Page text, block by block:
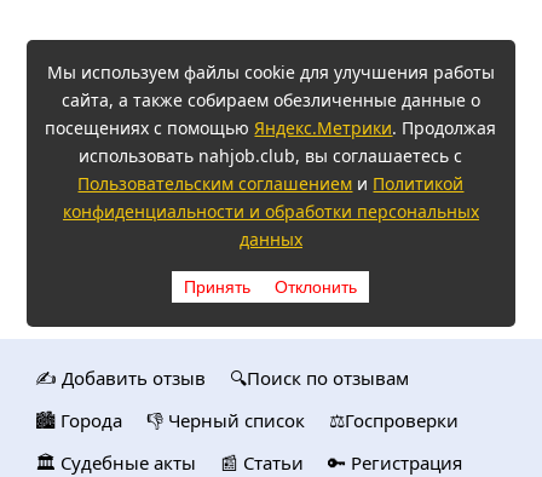
Мы используем файлы cookie для улучшения работы
сайта, а также собираем обезличенные данные о
посещениях с помощьюЯндекс.Метрики. Продолжая
использовать nahjob.club, вы соглашаетесь с
Пользовательским соглашением и Политикой
конфиденциальности и обработки персональных
данных
Принять Отклонить
✍️ Добавить отзыв
🔍Поиск по отзывам
🏙️ Городa
👎 Черный список
⚖️Госпроверки
🏛️ Судебные акты
📰 Статьи 🔑 Регистрация